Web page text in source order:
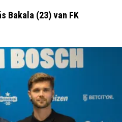
Bakala (23) van FK